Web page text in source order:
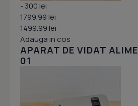
- 300 lei
1799.99 lei
1499.99 lei
Adauga in cos
APARAT DE VIDAT
01